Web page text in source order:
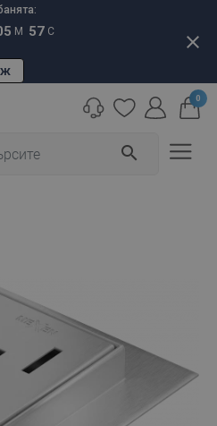
М 56 С close
search
0